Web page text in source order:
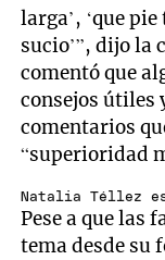
larga’, ‘que
sucio’”, dijo la
comentó que
consejos útiles
comentarios
“superioridad
Natalia Téllez
Pese a que las
tema desde su